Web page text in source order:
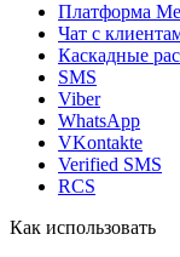
Платформа
Чат с
Каскадные
SMS
Viber
WhatsApp
VKontakte
Verified SMS
RCS
Как использовать